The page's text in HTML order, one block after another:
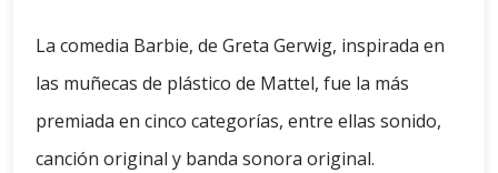
La comedia Barbie, de Greta Gerwig, inspirada en
las muñecas de plástico de Mattel, fue la más
premiada en cinco categorías, entre ellas sonido,
canción original y banda sonora original.